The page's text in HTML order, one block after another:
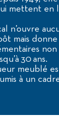
mettent en
n’ouvre
mais
30 ans.
meublé
à un